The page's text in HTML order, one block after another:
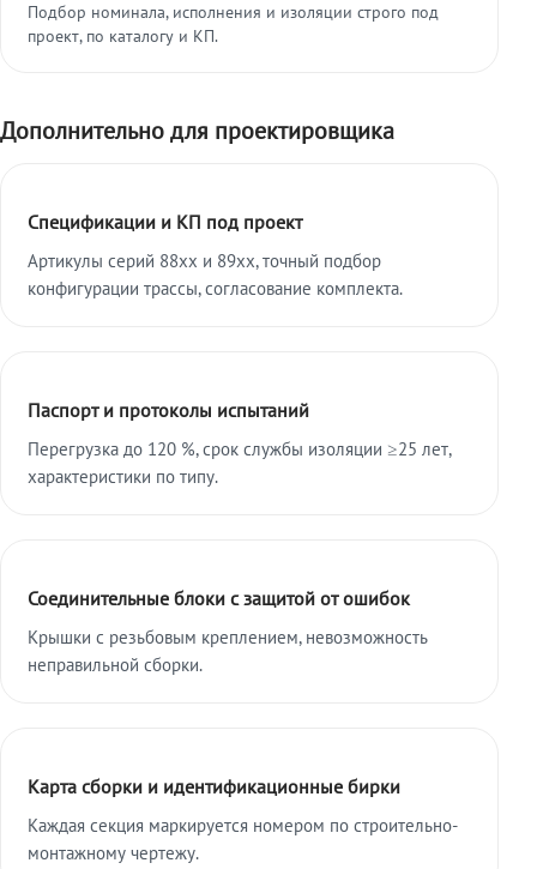
Подбор номинала, исполнения и изоляции строго под
проект, по каталогу и КП.
Дополнительно для проектировщика
Спецификации и КП под проект
Артикулы серий 88xx и 89xx, точный подбор
конфигурации трассы, согласование комплекта.
Паспорт и протоколы испытаний
Перегрузка до 120 %, срок службы изоляции ≥25 лет,
характеристики по типу.
Соединительные блоки с защитой от ошибок
Крышки с резьбовым креплением, невозможность
неправильной сборки.
Карта сборки и идентификационные бирки
Каждая секция маркируется номером по строительно-
монтажному чертежу.